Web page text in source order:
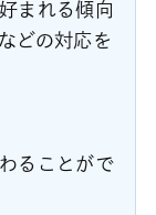
まれる傾向
どの対応を
ることがで